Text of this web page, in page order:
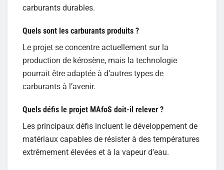
carburants durables.
Quels sont les carburants produits ?
Le projet se concentre actuellement sur la
production de kérosène, mais la technologie
pourrait être adaptée à d’autres types de
carburants à l’avenir.
Quels défis le projet MAfoS doit-il relever ?
Les principaux défis incluent le développement de
matériaux capables de résister à des températures
extrêmement élevées et à la vapeur d’eau.